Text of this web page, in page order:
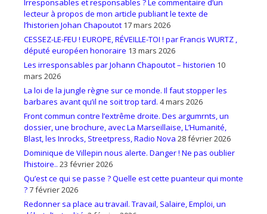
Irresponsables et responsables ? Le commentaire d’un
lecteur à propos de mon article publiant le texte de
l’historien Johan Chapoutot 17 mars 2026
CESSEZ-LE-FEU ! EUROPE, RÉVEILLE-TOI ! par Francis WURTZ ,
député européen honoraire 13 mars 2026
Les irresponsables par Johann Chapoutot – historien 10
mars 2026
La loi de la jungle règne sur ce monde. Il faut stopper les
barbares avant qu’il ne soit trop tard. 4 mars 2026
Front commun contre l’extrême droite. Des argumrnts, un
dossier, une brochure, avec La Marseillaise, L’Humanité,
Blast, les Inrocks, Streetpress, Radio Nova 28 février 2026
Dominique de Villepin nous alerte. Danger ! Ne pas oublier
l’histoire.. 23 février 2026
Qu’est ce qui se passe ? Quelle est cette puanteur qui monte
?7 février 2026
Redonner sa place au travail. Travail, Salaire, Emploi, un